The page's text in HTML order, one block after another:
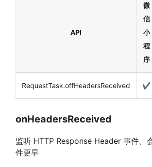
API
微
信
小
程
序
RequestTask.offHeadersReceived ✔️
onHeadersReceived
监听 HTTP Response Header 事件。
件更早